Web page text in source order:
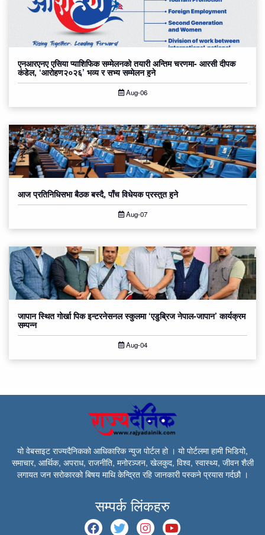
एनआरएनए एसिया प्याशिफिक सम्मेलनको तयारी अन्तिम चरणमा- आरसी दीपक
कंडेल, ‘आरोहण२०२६’ भव्य र सभ्य सम्मेलन हुने
Aug-06
आज प्रतिनिधिसभा बैठक बस्दै, पाँच विधेयक प्रस्तुत हुने
Aug-07
जापान स्थित गोर्खा पिक इन्टरनेसनल स्कुलमा ‘एडुब्रिज नेपाल-जापान’ कार्यक्रम
सम्पन्न
Aug-04
यो वेबसाइट राज्यदैनिकको आधिकारिक न्युज पोर्टल हो । यो पोर्टलमा हामी भिडियो,
समाचार, आर्थिक, अपराध, राजनीति, मनोरञ्जन, खेलकुद, विश्व, स्वास्थ्य, जीवन शैली
लगायत जन सरोकारको बिषय माथि केन्द्रित रहि जानकारी पस्कने प्रयास गर्दछौ ।
सम्पर्क लिंकहरु